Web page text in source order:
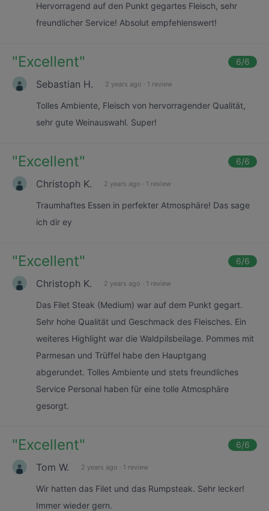
Hervorragend auf den Punkt gegartes Fleisch, sehr
freundlicher Service! Absolut empfehlenswert!
"Excellent" 6/6
Sebastian H. 2 years ago · 1 review
Tolles Ambiente, Fleisch von hervorragender Qualität,
sehr gute Weinauswahl. Super!
"Excellent" 6/6
Christoph K. 2 years ago · 1 review
Traumhaftes Essen in perfekter Atmosphäre! Das sage
ich dir ey
"Excellent" 6/6
Christoph K. 2 years ago · 1 review
Das Filet Steak (Medium) war auf dem Punkt gegart.
Sehr hohe Qualität und Geschmack des Fleisches. Ein
weiteres Highlight war die Waldpilsbeilage. Pommes mit
Parmesan und Trüffel habe den Hauptgang
abgerundet. Tolles Ambiente und stets freundliches
Service Personal haben für eine tolle Atmosphäre
gesorgt.
"Excellent" 6/6
Tom W. 2 years ago · 1 review
Wir hatten das Filet und das Rumpsteak. Sehr lecker!
Immer wieder gern.